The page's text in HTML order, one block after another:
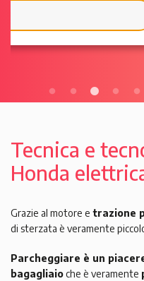
Tecnica e
Honda
Grazie al motore e trazione
di sterzata è veramente
Parcheggiare è un
bagagliaioche è veramente